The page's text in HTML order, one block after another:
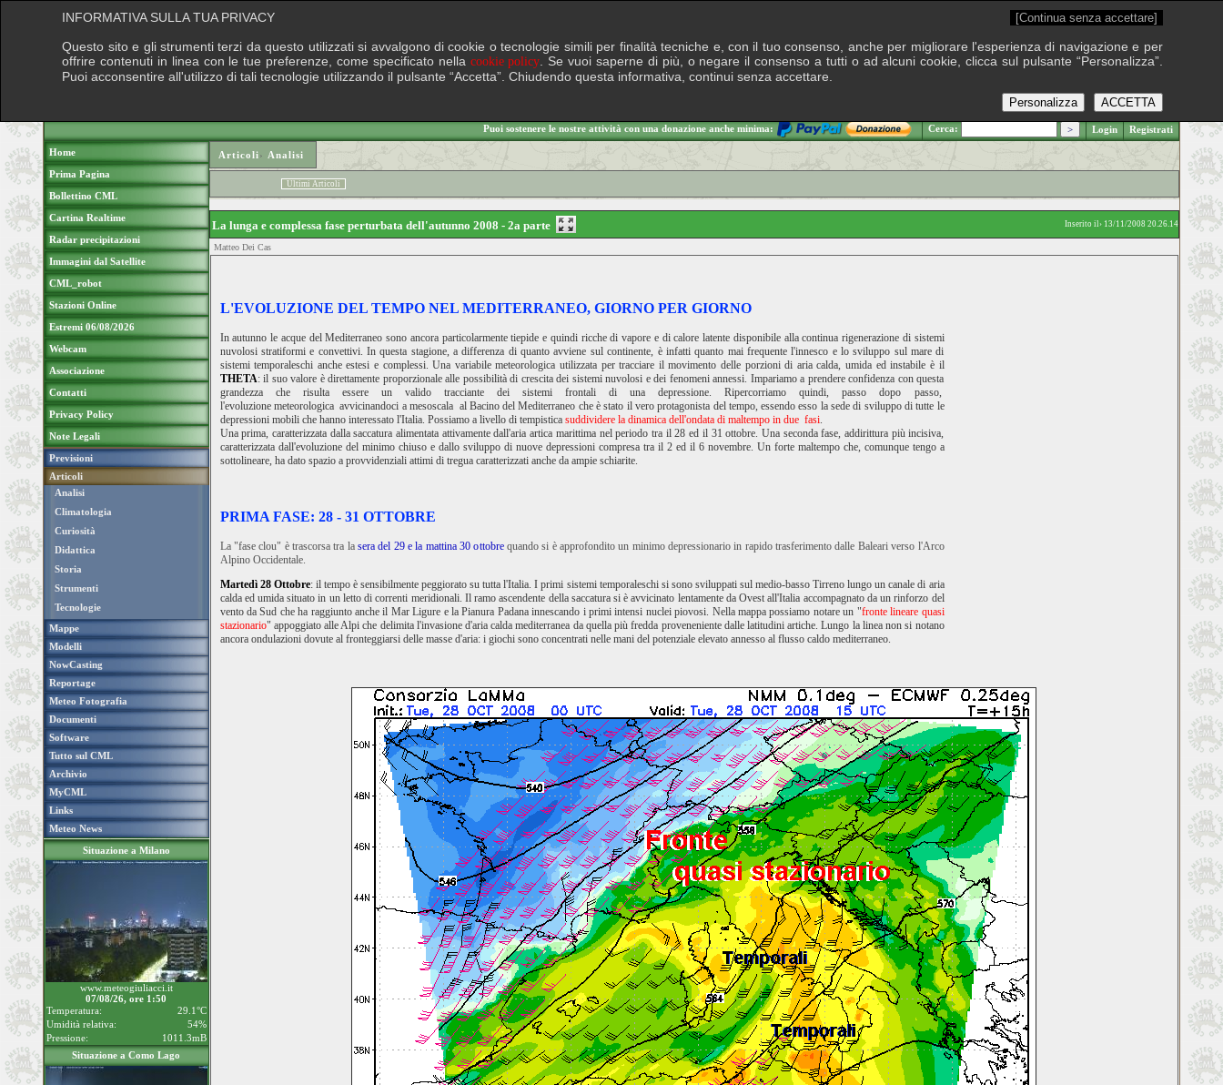
.: Venerdì 7 agosto 2026
Puoi sostenere le nostre attività con una donazione anche minima: Cerca: Login Registrati
Home
Prima Pagina
Bollettino CML
Cartina Realtime
Radar precipitazioni
Immagini dal Satellite
CML_robot
Stazioni Online
Estremi 06/08/2026
Webcam
Associazione
Contatti
Privacy Policy
Note Legali
Previsioni
Articoli
Analisi
Climatologia
Curiosità
Didattica
Storia
Strumenti
Tecnologie
Mappe
Modelli
NowCasting
Reportage
Meteo Fotografia
Documenti
Software
Tutto sul CML
Archivio
MyCML
Links
Meteo News
Situazione a Milano
www.meteogiuliacci.it
07/08/26, ore 1:50
Temperatura:
29.1°C
Umidità relativa:
54%
Pressione:
1011.3mB
Situazione a Como Lago
Articoli› Analisi
Ultimi Articoli
La lunga e complessa fase perturbata dell'autunno 2008 - 2a parte Inserito il› 13/11/2008 20.26.14
Matteo Dei Cas
L'EVOLUZIONE DEL TEMPO NEL MEDITERRANEO, GIORNO PER GIORNO
In autunno le acque del Mediterraneo sono ancora particolarmente tiepide e quindi ricche di vapore e di calore latente disponibile alla continua rigenerazione di sistemi
nuvolosi stratiformi e convettivi. In questa stagione, a differenza di quanto avviene sul continente, è infatti quanto mai frequente l'innesco e lo sviluppo sul mare di
sistemi temporaleschi anche estesi e complessi. Una variabile meteorologica utilizzata per tracciare il movimento delle porzioni di aria calda, umida ed instabile è il
THETA: il suo valore è direttamente proporzionale alle possibilità di crescita dei sistemi nuvolosi e dei fenomeni annessi. Impariamo a prendere confidenza con questa
grandezza che risulta essere un valido tracciante dei sistemi frontali di una depressione. Ripercorriamo quindi, passo dopo passo,
l'evoluzione meteorologica avvicinandoci a mesoscala al Bacino del Mediterraneo che è stato il vero protagonista del tempo, essendo esso la sede di sviluppo di tutte le
depressioni mobili che hanno interessato l'Italia. Possiamo a livello di tempistica suddividere la dinamica dell'ondata di maltempo in due fasi.
Una prima, caratterizzata dalla saccatura alimentata attivamente dall'aria artica marittima nel periodo tra il 28 ed il 31 ottobre. Una seconda fase, addirittura più incisiva,
caratterizzata dall'evoluzione del minimo chiuso e dallo sviluppo di nuove depressioni compresa tra il 2 ed il 6 novembre. Un forte maltempo che, comunque tengo a
sottolineare, ha dato spazio a provvidenziali attimi di tregua caratterizzati anche da ampie schiarite.
PRIMA FASE: 28 - 31 OTTOBRE
La "fase clou" è trascorsa tra la sera del 29 e la mattina 30 ottobrequando si è approfondito un minimo depressionario in rapido trasferimento dalle Baleari verso l'Arco
Alpino Occidentale.
Martedì 28 Ottobre: il tempo è sensibilmente peggiorato su tutta l'Italia. I primi sistemi temporaleschi si sono sviluppati sul medio-basso Tirreno lungo un canale di aria
calda ed umida situato in un letto di correnti meridionali. Il ramo ascendente della saccatura si è avvicinato lentamente da Ovest all'Italia accompagnato da un rinforzo del
vento da Sud che ha raggiunto anche il Mar Ligure e la Pianura Padana innescando i primi intensi nuclei piovosi. Nella mappa possiamo notare un "fronte lineare quasi
stazionario" appoggiato alle Alpi che delimita l'invasione d'aria calda mediterranea da quella più fredda proveneniente dalle latitudini artiche. Lungo la linea non si notano
ancora ondulazioni dovute al fronteggiarsi delle masse d'aria: i giochi sono concentrati nelle mani del potenziale elevato annesso al flusso caldo mediterraneo.
INFORMATIVA SULLA TUA PRIVACY [Continua senza accettare]
Questo sito e gli strumenti terzi da questo utilizzati si avvalgono di cookie o tecnologie simili per finalità tecniche e, con il tuo consenso, anche per migliorare l'esperienza di navigazione e per
offrire contenuti in linea con le tue preferenze, come specificato nella cookie policy . Se vuoi saperne di più, o negare il consenso a tutti o ad alcuni cookie, clicca sul pulsante “Personalizza”.
Puoi acconsentire all'utilizzo di tali tecnologie utilizzando il pulsante “Accetta”. Chiudendo questa informativa, continui senza accettare.
ACCETTA
Personalizza